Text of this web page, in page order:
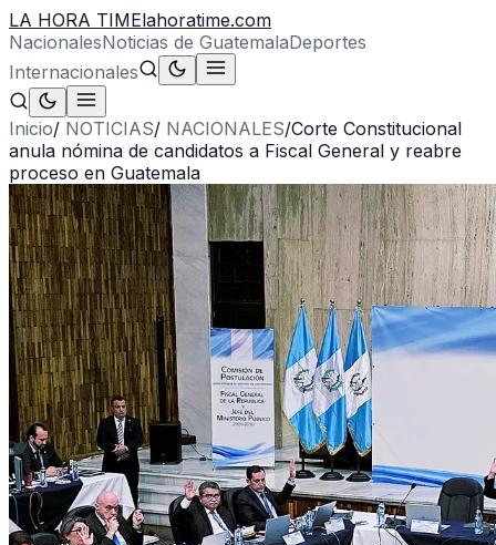
LA HORA TIMElahoratime.com
NacionalesNoticias de GuatemalaDeportes
Internacionales
Inicio/ NOTICIAS/ NACIONALES/Corte Constitucional
anula nómina de candidatos a Fiscal General y reabre
proceso en Guatemala